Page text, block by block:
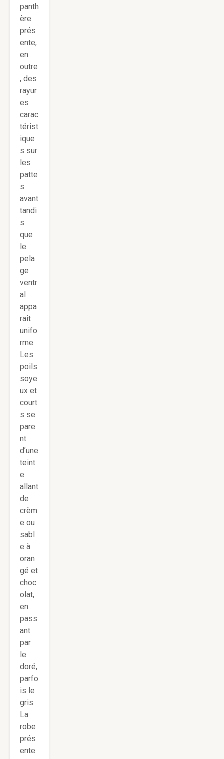
panth
ère
prés
ente,
en
outre
, des
rayur
es
carac
térist
ique
s sur
les
patte
s
avant
tandi
s
que
le
pela
ge
ventr
al
appa
raît
unifo
rme.
Les
poils
soye
ux et
court
s se
pare
nt
d’une
teint
e
allant
de
crèm
e ou
sabl
e à
oran
gé et
choc
olat,
en
pass
ant
par
le
doré,
parfo
is le
gris.
La
robe
prés
ente